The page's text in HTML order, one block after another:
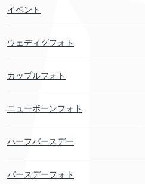
イベント
ウェディグフォト
カップルフォト
ニューボーンフォト
ハーフバースデー
バースデーフォト